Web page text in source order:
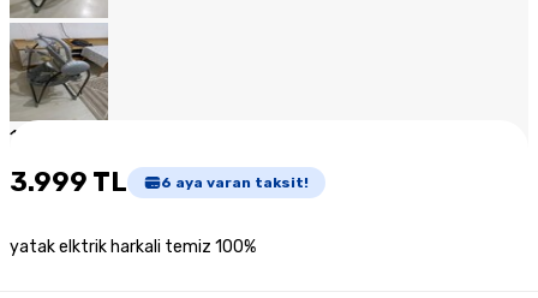
1
3.999 TL 6 aya varan taksit!
yatak elktrik harkali temiz 100%